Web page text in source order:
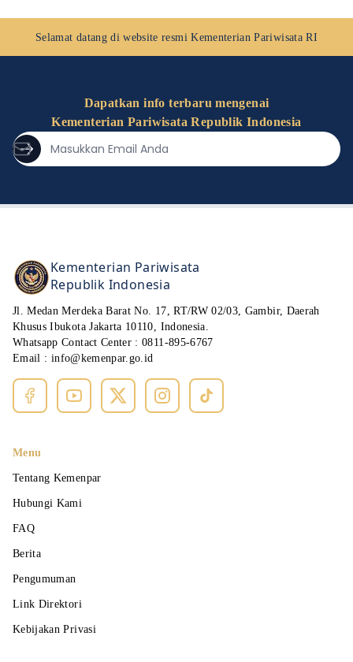
jadi wishlist
kamu? 😁
Selamat datang di website resmi Kementerian Pariwisata RI
Dapatkan info terbaru mengenai
Kementerian Pariwisata Republik Indonesia
Kementerian Pariwisata
Republik Indonesia
Jl. Medan Merdeka Barat No. 17, RT/RW 02/03, Gambir, Daerah
Khusus Ibukota Jakarta 10110, Indonesia.
Whatsapp Contact Center :0811-895-6767
Email : info@kemenpar.go.id
Menu
Tentang Kemenpar
Hubungi Kami
FAQ
Berita
Pengumuman
Link Direktori
Kebijakan Privasi